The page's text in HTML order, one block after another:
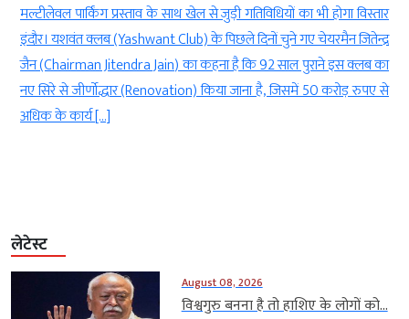
मल्टीलेवल पार्किंग प्रस्ताव के साथ खेल से जुड़ी गतिविधियों का भी होगा विस्तार
इंदौर। यशवंत क्लब (Yashwant Club) के पिछले दिनों चुने गए चेयरमैन जितेन्द्र
जैन (Chairman Jitendra Jain) का कहना है कि 92 साल पुराने इस क्लब का
नए सिरे से जीर्णोद्धार (Renovation) किया जाना है, जिसमें 50 करोड़ रुपए से
अधिक के कार्य […]
लेटेस्ट
August 08, 2026
विश्वगुरु बनना है तो हाशिए के लोगों को...